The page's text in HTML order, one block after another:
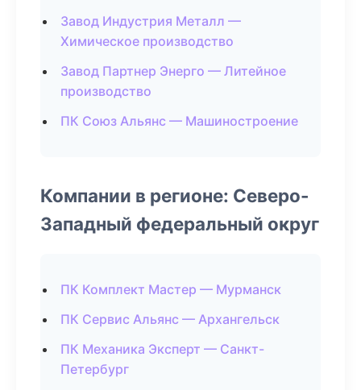
Завод Индустрия Металл —
Химическое производство
Завод Партнер Энерго — Литейное
производство
ПК Союз Альянс — Машиностроение
Компании в регионе: Северо-
Западный федеральный округ
ПК Комплект Мастер — Мурманск
ПК Сервис Альянс — Архангельск
ПК Механика Эксперт — Санкт-
Петербург